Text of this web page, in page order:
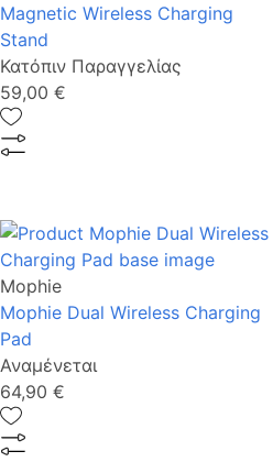
Magnetic Wireless Charging
Stand
Κατόπιν Παραγγελίας
59,00 €
Mophie
Mophie Dual Wireless Charging
Pad
Αναμένεται
64,90 €